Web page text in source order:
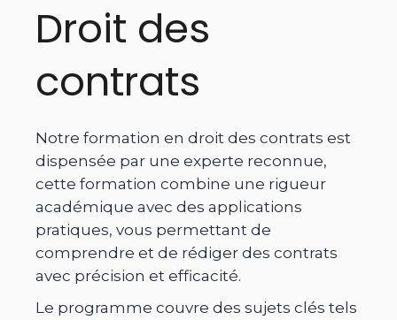
Droit des
contrats
Notre formation en droit des contrats est
dispensée par une experte reconnue,
cette formation combine une rigueur
académique avec des applications
pratiques, vous permettant de
comprendre et de rédiger des contrats
avec précision et efficacité.
Le programme couvre des sujets clés tels